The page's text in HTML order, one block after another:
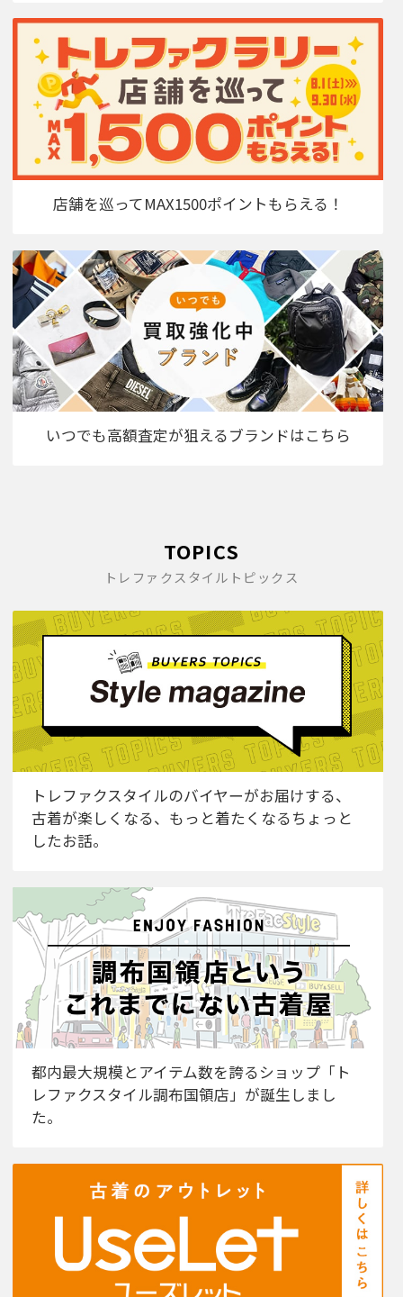
店舗を巡ってMAX1500ポイントもらえる！
いつでも高額査定が狙えるブランドはこちら
TOPICS
トレファクスタイルトピックス
トレファクスタイルのバイヤーがお届けする、
古着が楽しくなる、もっと着たくなるちょっと
したお話。
都内最大規模とアイテム数を誇るショップ「ト
レファクスタイル調布国領店」が誕生しまし
た。